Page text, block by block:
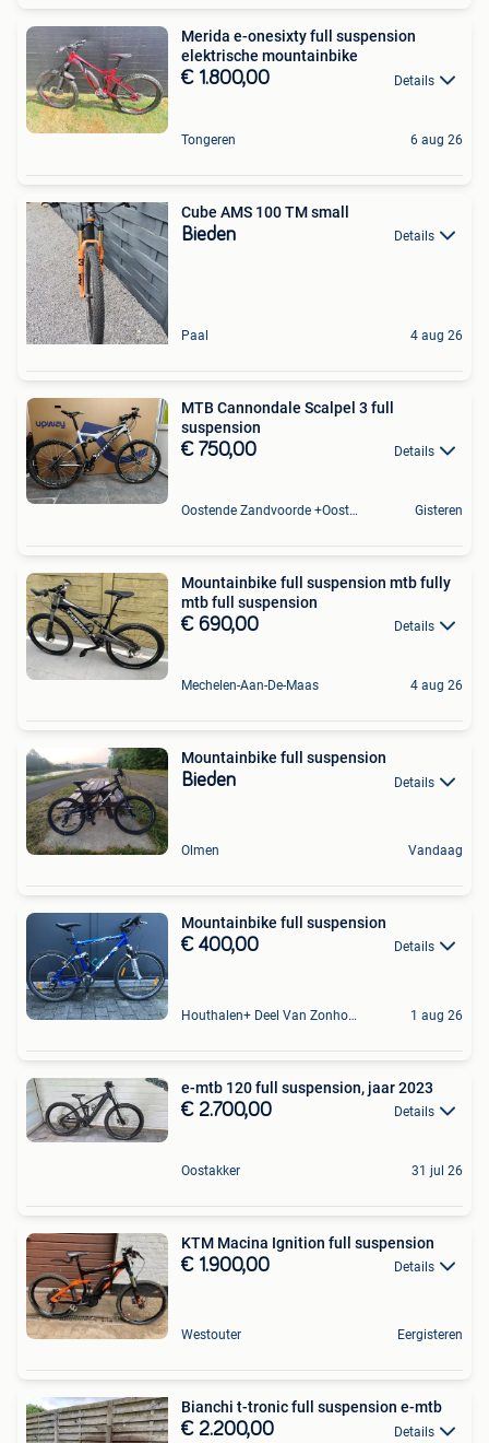
Merida e-onesixty full suspension
elektrische mountainbike
€ 1.800,00 Details
Tongeren 6 aug 26
Cube AMS 100 TM small
Bieden Details
Paal 4 aug 26
MTB Cannondale Scalpel 3 full
suspension
€ 750,00 Details
Oostende Zandvoorde +Oostende Gisteren
Mountainbike full suspension mtb fully
mtb full suspension
€ 690,00 Details
Mechelen-Aan-De-Maas 4 aug 26
Mountainbike full suspension
Bieden Details
Olmen Vandaag
Mountainbike full suspension
€ 400,00 Details
Houthalen+ Deel Van Zonhoven En Zolder 1 aug 26
e-mtb 120 full suspension, jaar 2023
€ 2.700,00 Details
Oostakker 31 jul 26
KTM Macina Ignition full suspension
€ 1.900,00 Details
Westouter Eergisteren
Bianchi t-tronic full suspension e-mtb
€ 2.200,00 Details